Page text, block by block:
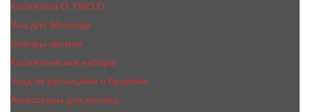
Косметика O.TWO.O
Хна для Мехенди
Наборы кремов
Косметические наборы
Уход за ресницами и бровями
Аксессуары для ресниц